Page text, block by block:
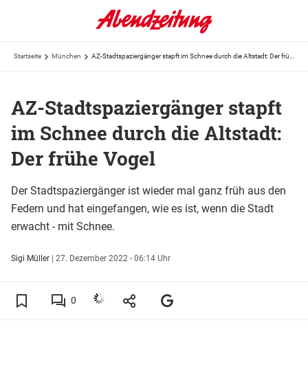
Startseite München
AZ-Stadtspaziergänger stapft
im Schnee durch die Altstadt:
Der frühe Vogel
Der Stadtspaziergänger ist wieder mal ganz früh aus den
Federn und hat eingefangen, wie es ist, wenn die Stadt
erwacht - mit Schnee.
Sigi Müller | 27. Dezember 2022 - 06:14 Uhr
0